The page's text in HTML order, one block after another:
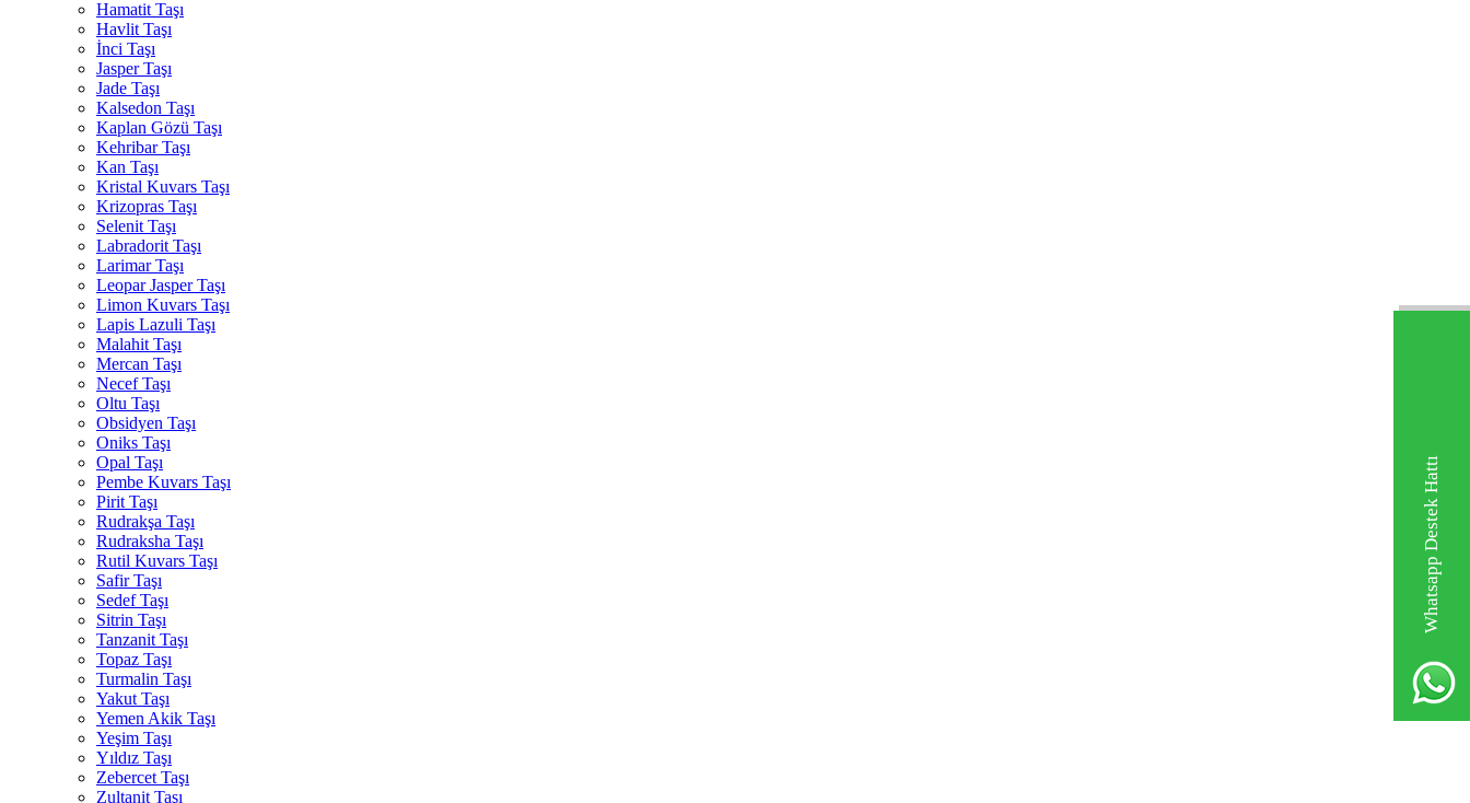
Whatsapp Destek Hattı
Hamatit Taşı
Havlit Taşı
İnci Taşı
Jasper Taşı
Jade Taşı
Kalsedon Taşı
Kaplan Gözü Taşı
Kehribar Taşı
Kan Taşı
Kristal Kuvars Taşı
Krizopras Taşı
Selenit Taşı
Labradorit Taşı
Larimar Taşı
Leopar Jasper Taşı
Limon Kuvars Taşı
Lapis Lazuli Taşı
Malahit Taşı
Mercan Taşı
Necef Taşı
Oltu Taşı
Obsidyen Taşı
Oniks Taşı
Opal Taşı
Pembe Kuvars Taşı
Pirit Taşı
Rudrakşa Taşı
Rudraksha Taşı
Rutil Kuvars Taşı
Safir Taşı
Sedef Taşı
Sitrin Taşı
Tanzanit Taşı
Topaz Taşı
Turmalin Taşı
Yakut Taşı
Yemen Akik Taşı
Yeşim Taşı
Yıldız Taşı
Zebercet Taşı
Zultanit Taşı